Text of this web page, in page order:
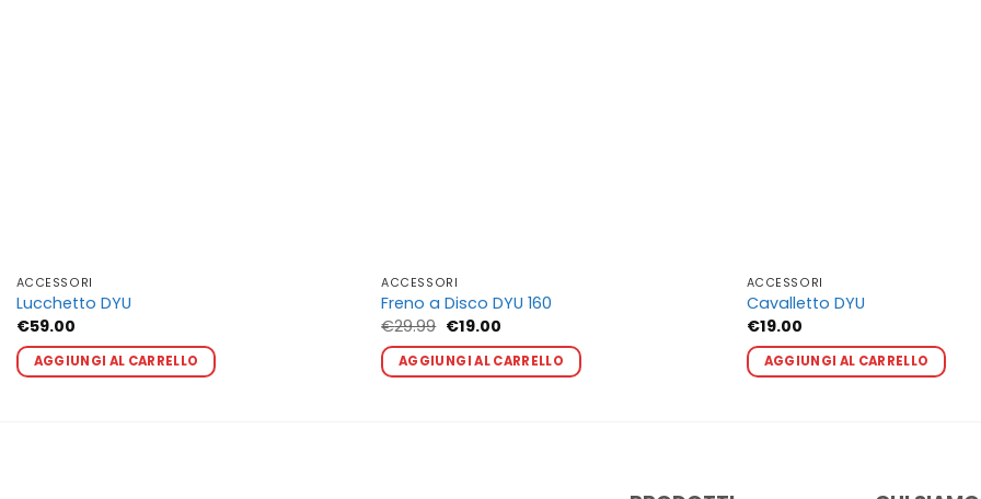
ACCESSORI
Lucchetto DYU
€59.00
AGGIUNGI AL CARRELLO
ACCESSORI
Freno a Disco DYU 160
€29.99 Il
originale
era:
€19.00Il
attuale
è:
AGGIUNGI AL CARRELLO
ACCESSORI
Cavalletto DYU
€19.00
AGGIUNGI AL CARRELLO